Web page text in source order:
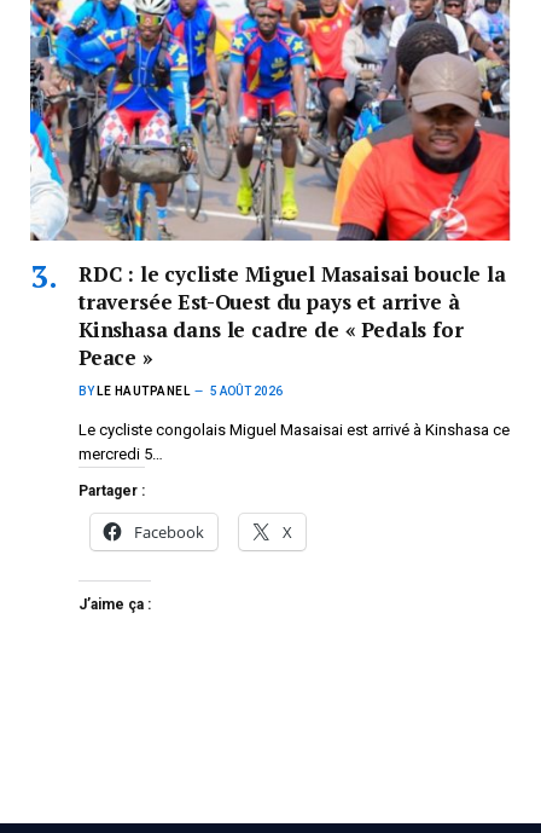
RDC : le cycliste Miguel Masaisai boucle la
traversée Est-Ouest du pays et arrive à
Kinshasa dans le cadre de « Pedals for
Peace »
BY LE HAUTPANEL 5 AOÛT 2026
Le cycliste congolais Miguel Masaisai est arrivé à Kinshasa ce
mercredi 5…
Partager :
Facebook X
J’aime ça :